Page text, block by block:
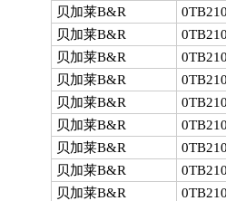
贝加莱B&R
贝加莱B&R
贝加莱B&R
贝加莱B&R
贝加莱B&R
贝加莱B&R
贝加莱B&R
贝加莱B&R
贝加莱B&R